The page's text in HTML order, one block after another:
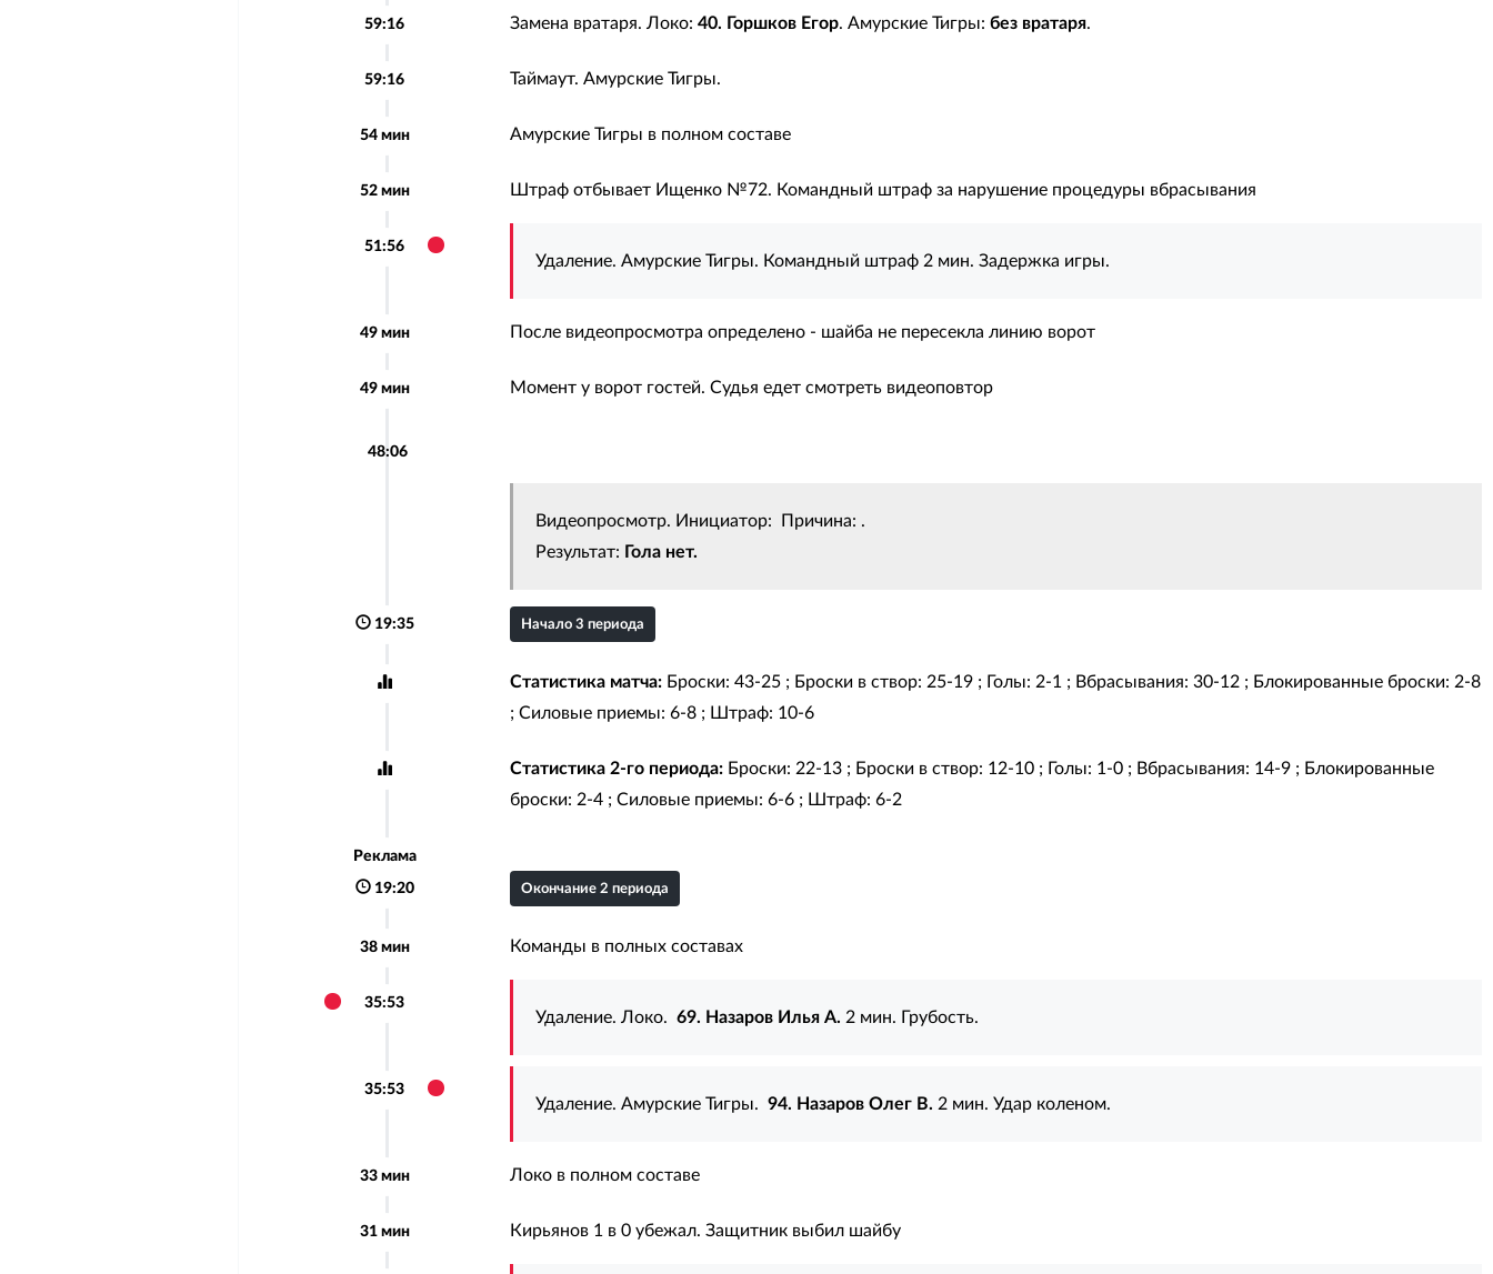
59:16 Замена вратаря. Локо: 40. Горшков Егор. Амурские Тигры: без вратаря.
59:16 Таймаут. Амурские Тигры.
54 мин Амурские Тигры в полном составе
52 мин Штраф отбывает Ищенко №72. Командный штраф за нарушение процедуры вбрасывания
51:56
Удаление. Амурские Тигры. Командный штраф 2 мин. Задержка игры.
49 мин После видеопросмотра определено - шайба не пересекла линию ворот
49 мин Момент у ворот гостей. Судья едет смотреть видеоповтор
48:06
Видеопросмотр. Инициатор: Причина: .
Результат: Гола нет.
19:35 Начало 3 периода
Статистика матча:Броски: 43-25 ; Броски в створ: 25-19 ; Голы: 2-1 ; Вбрасывания: 30-12 ; Блокированные броски: 2-8
; Силовые приемы: 6-8 ; Штраф: 10-6
Статистика 2-го периода:Броски: 22-13 ; Броски в створ: 12-10 ; Голы: 1-0 ; Вбрасывания: 14-9 ; Блокированные
броски: 2-4 ; Силовые приемы: 6-6 ; Штраф: 6-2
Реклама
19:20 Окончание 2 периода
38 мин Команды в полных составах
35:53
Удаление. Локо. 69. Назаров Илья А. 2 мин. Грубость.
35:53
Удаление. Амурские Тигры. 94. Назаров Олег В. 2 мин. Удар коленом.
33 мин Локо в полном составе
31 мин Кирьянов 1 в 0 убежал. Защитник выбил шайбу